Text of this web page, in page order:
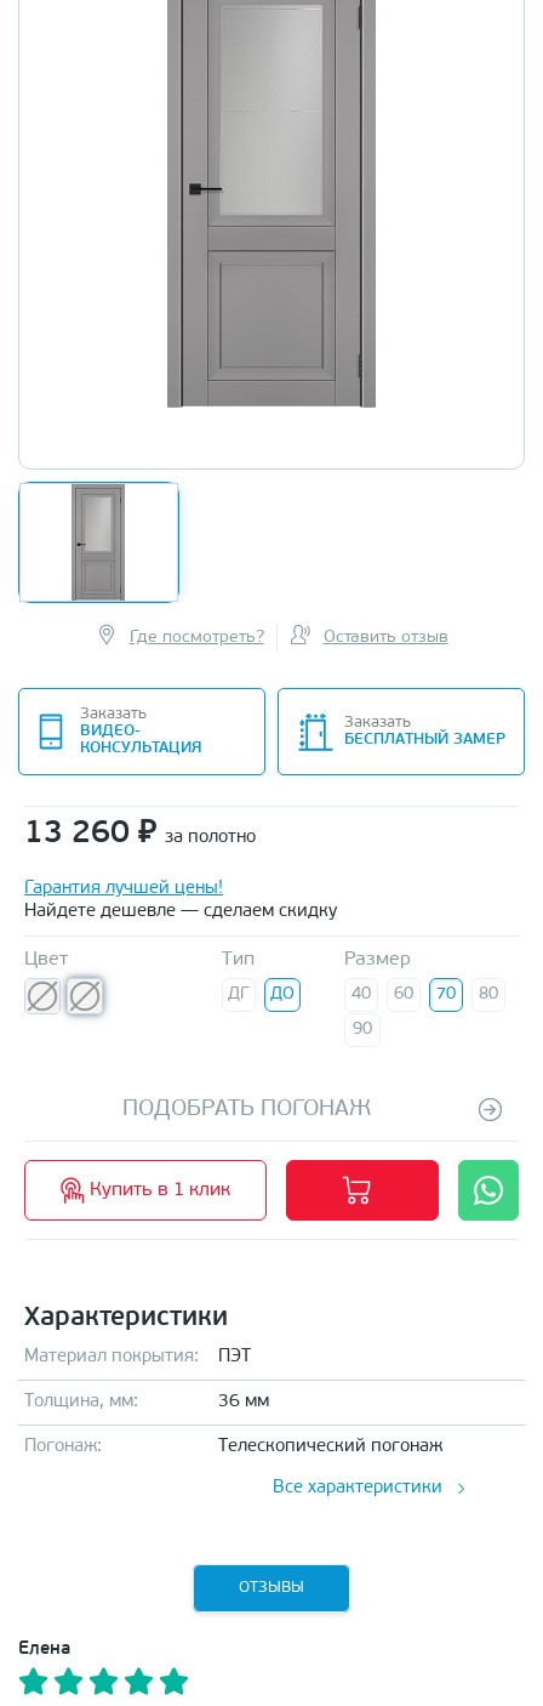
Где посмотреть? Оставить отзыв
Заказать
ВИДЕО-
КОНСУЛЬТАЦИЯ
Заказать
БЕСПЛАТНЫЙ ЗАМЕР
13 260 ₽ за полотно
Гарантия лучшей цены!
Найдете дешевле — сделаем скидку
Цвет Тип
ДГ ДО
Размер
40 60 70
80
90
ПОДОБРАТЬ ПОГОНАЖ
Купить в 1 клик
Характеристики
Материал покрытия: ПЭТ
Толщина, мм: 36 мм
Погонаж: Телескопический погонаж
Все характеристики
ОТЗЫВЫ
Елена